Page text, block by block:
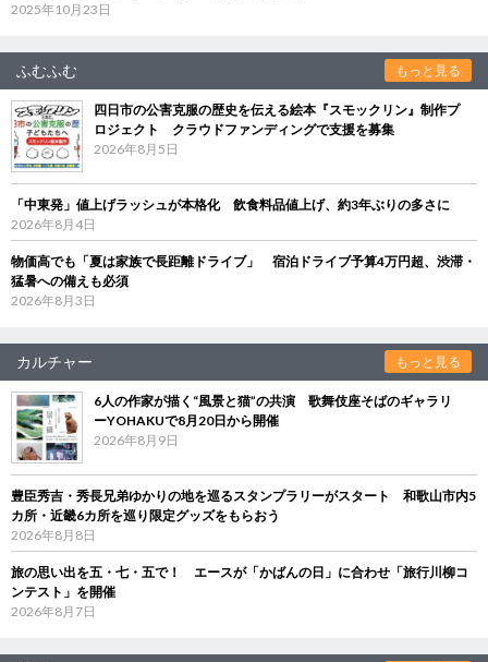
2025年10月23日
ふむふむ もっと見る
四日市の公害克服の歴史を伝える絵本『スモックリン』制作プ
ロジェクト クラウドファンディングで支援を募集
2026年8月5日
「中東発」値上げラッシュが本格化 飲食料品値上げ、約3年ぶりの多さに
2026年8月4日
物価高でも「夏は家族で長距離ドライブ」 宿泊ドライブ予算4万円超、渋滞・
猛暑への備えも必須
2026年8月3日
カルチャー もっと見る
6人の作家が描く“風景と猫”の共演 歌舞伎座そばのギャラリ
ーYOHAKUで8月20日から開催
2026年8月9日
豊臣秀吉・秀長兄弟ゆかりの地を巡るスタンプラリーがスタート 和歌山市内5
カ所・近畿6カ所を巡り限定グッズをもらおう
2026年8月8日
旅の思い出を五・七・五で！ エースが「かばんの日」に合わせ「旅行川柳コ
ンテスト」を開催
2026年8月7日